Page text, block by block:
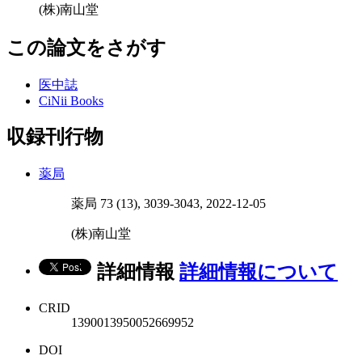
(株)南山堂
この論文をさがす
医中誌
CiNii Books
収録刊行物
薬局
薬局 73 (13), 3039-3043, 2022-12-05
(株)南山堂
詳細情報 詳細情報について
CRID
1390013950052669952
DOI